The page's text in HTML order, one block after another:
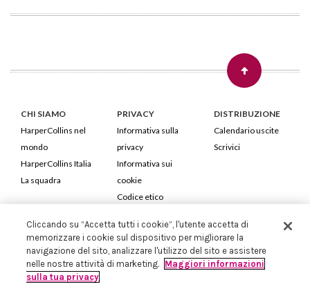
CHI SIAMO
HarperCollins nel
mondo
HarperCollins Italia
La squadra
PRIVACY
Informativa sulla
privacy
Informativa sui
cookie
Codice etico
DISTRIBUZIONE
Calendario uscite
Scrivici
HarperCollins Italia S.p.A. Viale Monte Nero, 84 - 20135 Milano
Cod. Fiscale e P.IVA 05946780151 - Capitale Sociale 258.250 €
Iscritta in Milano al Registro delle imprese nr.198004 e REA nr.1051898
Cliccando su “Accetta tutti i cookie”, l'utente accetta di
memorizzare i cookie sul dispositivo per migliorare la
navigazione del sito, analizzare l'utilizzo del sito e assistere
nelle nostre attività di marketing. Maggiori informazioni
sulla tua privacy